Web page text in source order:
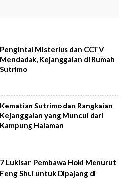
Pengintai Misterius dan CCTV
Mendadak, Kejanggalan di Rumah
Sutrimo
Kematian Sutrimo dan Rangkaian
Kejanggalan yang Muncul dari
Kampung Halaman
7 Lukisan Pembawa Hoki Menurut
Feng Shui untuk Dipajang di